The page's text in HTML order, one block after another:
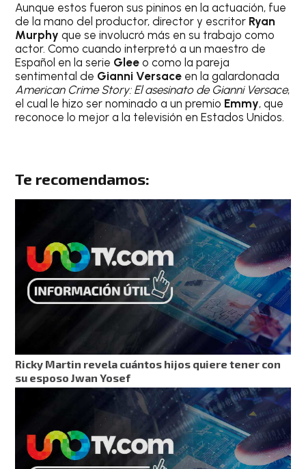
Aunque estos fueron sus pininos en la actuación, fue
de la mano del productor, director y escritor Ryan
Murphy que se involucró más en su trabajo como
actor. Como cuando interpretó a un maestro de
Español en la serie Glee o como la pareja
sentimental de Gianni Versace en la galardonada
American Crime Story: El asesinato de Gianni Versace,
el cual le hizo ser nominado a un premio Emmy, que
reconoce lo mejor a la televisión en Estados Unidos.
Te recomendamos:
Ricky Martin revela cuántos hijos quiere tener con
su esposo Jwan Yosef